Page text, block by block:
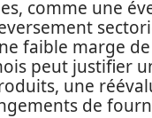
comme une
faible marge
peut justifier
une
de